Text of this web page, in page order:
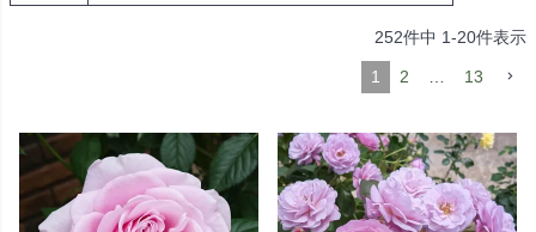
252件中 1-20件表示
1 2 … 13